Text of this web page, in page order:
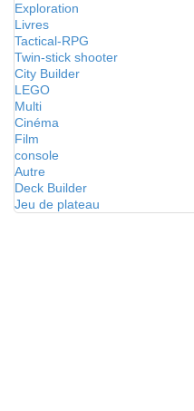
Exploration
Livres
Tactical-RPG
Twin-stick shooter
City Builder
LEGO
Multi
Cinéma
Film
console
Autre
Deck Builder
Jeu de plateau